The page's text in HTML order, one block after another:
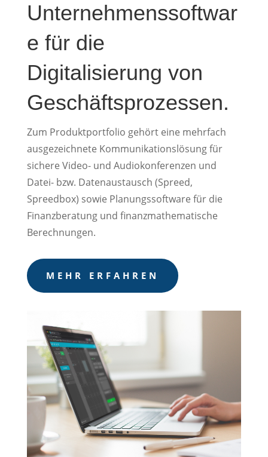
Unternehmenssoftwar
e für die
Digitalisierung von
Geschäftsprozessen.
Zum Produktportfolio gehört eine mehrfach
ausgezeichnete Kommunikationslösung für
sichere Video- und Audiokonferenzen und
Datei- bzw. Datenaustausch (Spreed,
Spreedbox) sowie Planungssoftware für die
Finanzberatung und finanzmathematische
Berechnungen.
MEHR ERFAHREN